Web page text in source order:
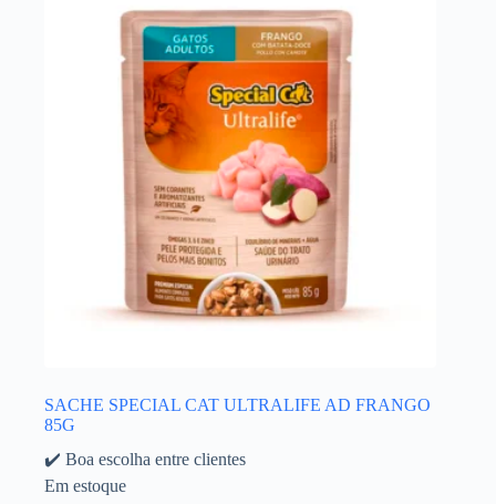
SACHE SPECIAL CAT ULTRALIFE AD FRANGO
85G
✔️ Boa escolha entre clientes
Em estoque